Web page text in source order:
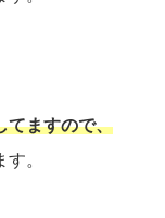
てますので、
。